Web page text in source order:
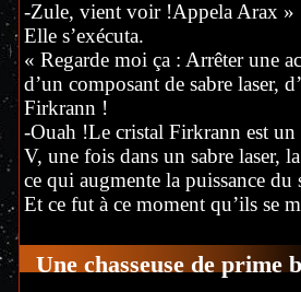
-Zule, vient voir !Appela Arax »
Elle s’exécuta.
« Regarde moi ça : Arrêter une
d’un composant de sabre laser,
Firkrann !
-Ouah !Le cristal Firkrann est
V, une fois dans un sabre laser,
ce qui augmente la puissance
Et ce fut à ce moment qu’ils se
Une chasseuse de prime